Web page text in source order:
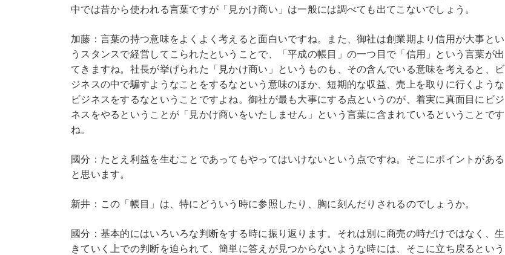
中では昔から使われる言葉ですが「見かけ商い」は一般には調べても出てこないでしょう。
加藤：言葉の持つ意味をよくよく考えると面白いですね。また、御社は創業期より信用が大事とい
うスタンスで経営してこられたということで、「平成の帳目」の一つ目で「信用」という言葉が出
てきますね。社長が挙げられた「見かけ商い」というものも、その含んでいる意味を考えると、ビ
ジネスの中で騙すようなことをするなという意味のほか、短期的な収益、売上を取りに行くような
ビジネスをするなということですよね。御社が最も大事にする点というのが、着実に真面目にビジ
ネスをやるということが「見かけ商いをいたしません」という言葉に含まれているということです
ね。
國分：たとえ利益を生むことであってもやってはいけないという点ですね。そこにポイントがある
と思います。
新井：この「帳目」は、特にどういう時に参照したり、胸に刻んだりされるのでしょうか。
國分：基本的にはいろいろな判断をする時に振り返ります。それは別に商売の時だけではなく、生
きていく上での判断を迫られて、簡単に答えが見つからないような時には、そこに立ち戻るという